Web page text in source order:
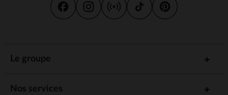
Le groupe
Nos services